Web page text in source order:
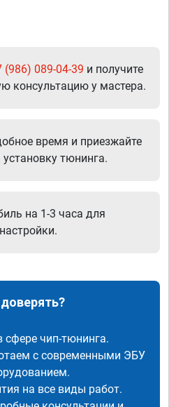
(986) 089-04-39 и получите
консультацию у мастера.
время и приезжайте
тюнинга.
на 1-3 часа для
сфере чип-тюнинга.
с современными ЭБУ
на все виды работ.